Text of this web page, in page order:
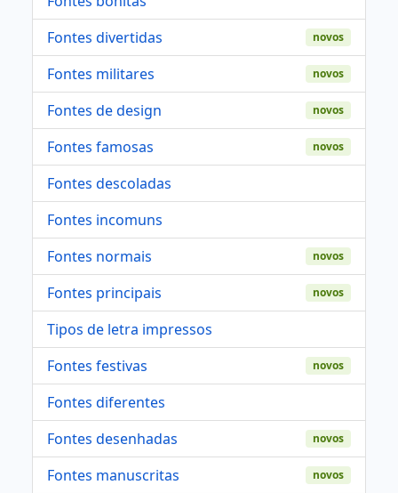
Fontes divertidas
novos
Fontes militares novos
Fontes de design novos
Fontes famosas novos
Fontes descoladas
Fontes incomuns
Fontes normais
novos
Fontes principais novos
Tipos de letra impressos
Fontes festivas
novos
Fontes diferentes
Fontes desenhadas
novos
Fontes manuscritas novos